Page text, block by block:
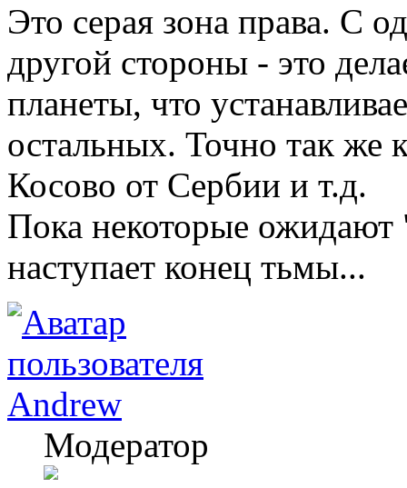
Это серая зона права. С
другой стороны - это
планеты, что
остальных. Точно так же
Косово от Сербии и т.д.
Пока некоторые ожидают
наступает конец тьмы...
Andrew
Модератор